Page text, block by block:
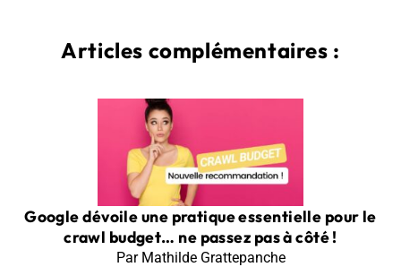
Articles complémentaires :
Google dévoile une pratique essentielle pour le
crawl budget… ne passez pas à côté !
Par Mathilde Grattepanche